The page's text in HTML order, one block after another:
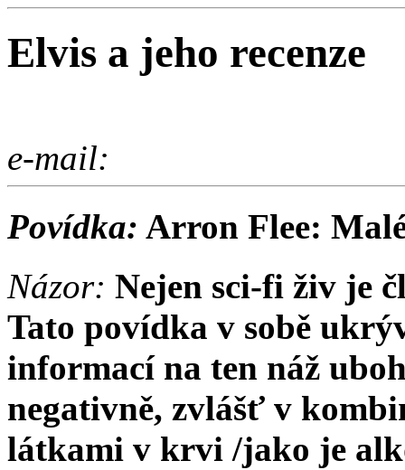
Elvis a jeho recenze
e-mail:
Povídka: Arron Flee:
Názor: Nejen sci-fi živ je
Tato povídka v sobě
informací na ten náž
negativně, zvlášť v
látkami v krvi /jako je